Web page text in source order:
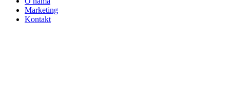
Marketing
Kontakt